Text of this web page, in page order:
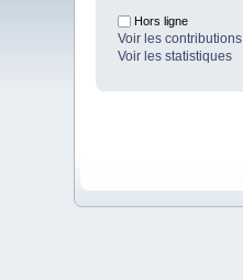
Hors ligne
Voir les contributions
Voir les statistiques